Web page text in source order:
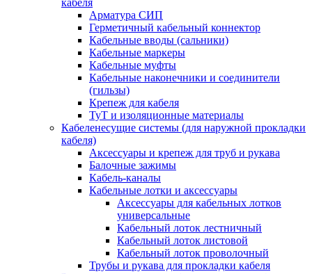
кабеля
Арматура СИП
Герметичный кабельный коннектор
Кабельные вводы (сальники)
Кабельные маркеры
Кабельные муфты
Кабельные наконечники и соединители
(гильзы)
Крепеж для кабеля
ТуТ и изоляционные материалы
Кабеленесущие системы (для наружной прокладки
кабеля)
Аксессуары и крепеж для труб и рукава
Балочные зажимы
Кабель-каналы
Кабельные лотки и аксессуары
Аксессуары для кабельных лотков
универсальные
Кабельный лоток лестничный
Кабельный лоток листовой
Кабельный лоток проволочный
Трубы и рукава для прокладки кабеля